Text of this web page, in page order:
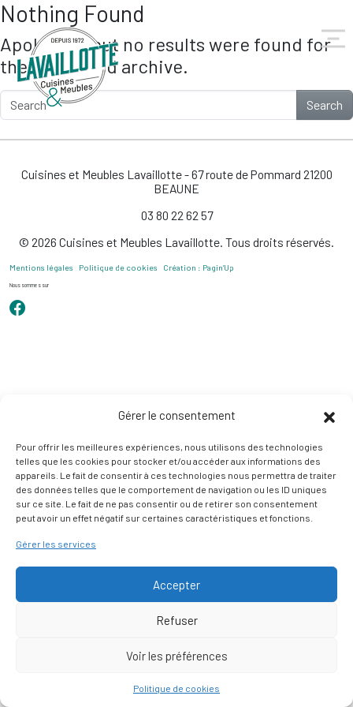
Gérer le consentement
Pour offrir les meilleures expériences, nous utilisons des technologies
telles que les cookies pour stocker et/ou accéder aux informations des
appareils. Le fait de consentir à ces technologies nous permettra de traiter
des données telles que le comportement de navigation ou les ID uniques
sur ce site. Le fait de ne pas consentir ou de retirer son consentement
peut avoir un effet négatif sur certaines caractéristiques et fonctions.
Gérer les services
Accepter
Refuser
Voir les préférences
Politique de cookies
Skip to main content
Nothing Found
Apologies, but no results were found for
the requested archive.
Search
Cuisines et Meubles Lavaillotte - 67 route de Pommard 21200
BEAUNE
03 80 22 62 57
© 2026 Cuisines et Meubles Lavaillotte. Tous droits réservés.
Mentions légales Politique de cookies Création : Pagin’Up
Nous sommes sur